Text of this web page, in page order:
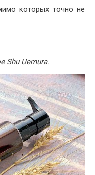
которых точно не
Shu Uemura.